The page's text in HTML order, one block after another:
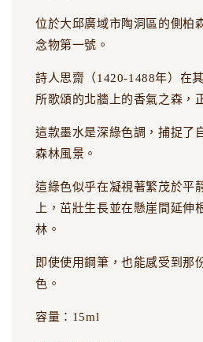
位於大邱廣域市陶洞區的側柏
念物第一號。
詩人思齋（1420-1488年）在
所歌頌的北牆上的香氣之森，
這款墨水是深綠色調，捕捉了
森林風景。
這綠色似乎在凝視著繁茂於平
上，茁壯生長並在懸崖間延伸
林。
即使使用鋼筆，也能感受到那
色。
容量：15ml